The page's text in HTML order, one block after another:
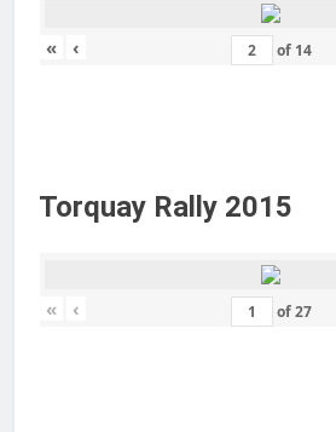
« ‹ of 14
Torquay Rally 2015
« ‹ of27